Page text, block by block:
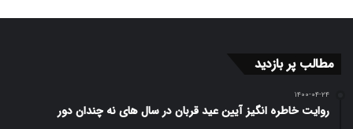
مطالب پر بازدید
۱۴۰۰-۰۴-۲۴
روایت خاطره انگیز آیین عید قربان در سال های نه چندان دور